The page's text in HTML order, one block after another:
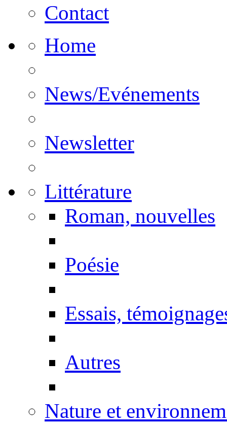
Contact
Home
News/Evénements
Newsletter
Littérature
Roman, nouvelles
Poésie
Essais,
Autres
Nature et